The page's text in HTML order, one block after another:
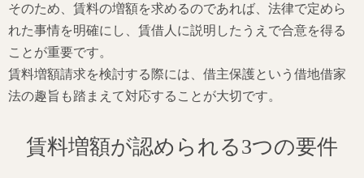
そのため、賃料の増額を求めるのであれば、法律で定めら
れた事情を明確にし、賃借人に説明したうえで合意を得る
ことが重要です。
賃料増額請求を検討する際には、借主保護という借地借家
法の趣旨も踏まえて対応することが大切です。
賃料増額が認められる3つの要件